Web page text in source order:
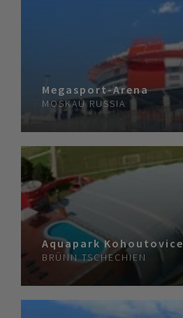
Megasport-Arena
MOSKAU RUSSIA
Aquapark Kohoutovice
BRÜNN TSCHECHIEN